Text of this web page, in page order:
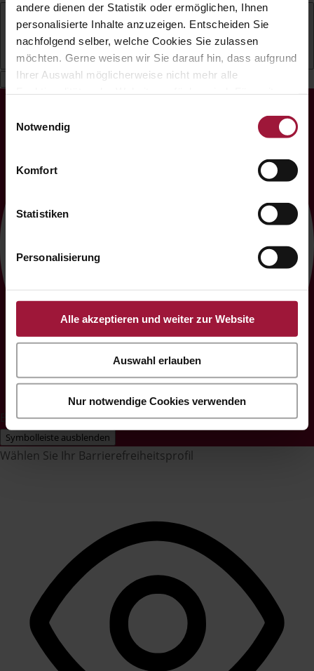
andere dienen der Statistik oder ermöglichen, Ihnen
personalisierte Inhalte anzuzeigen. Entscheiden Sie
nachfolgend selber, welche Cookies Sie zulassen
möchten. Gerne weisen wir Sie darauf hin, dass aufgrund
Ihrer Auswahl möglicherweise nicht mehr alle
Datenschutzerklärung und Cookie Policy.
Notwendig
Komfort
Statistiken
Personalisierung
Alle akzeptieren und weiter zur Website
Auswahl erlauben
Nur notwendige Cookies verwenden
Deutsch
Barrierefreiheits-Anpassungen
Symbolleiste ausblenden
Wählen Sie Ihr Barrierefreiheitsprofil